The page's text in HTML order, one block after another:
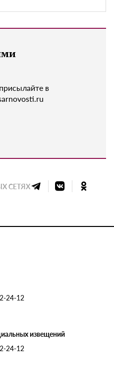
в
СЕТЯХ
24-12
извещений
24-12